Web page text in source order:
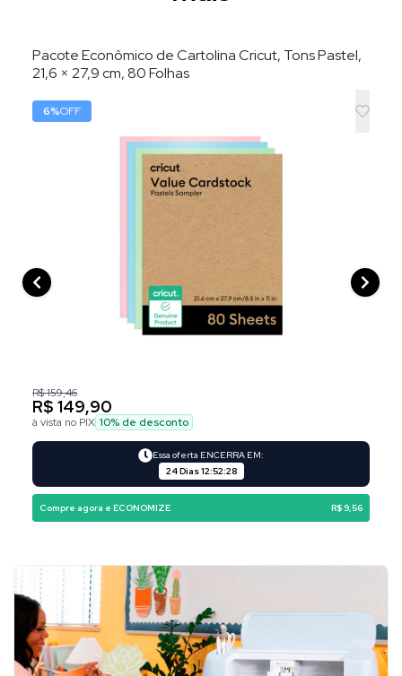
Pacote Econômico de Cartolina Cricut, Tons Pastel,
21,6 × 27,9 cm, 80 Folhas
6%OFF
R$ 159,46
R$ 149,90
à vista no PIX 10% de desconto
Essa oferta ENCERRA EM:
24 Dias12:52:28
Compre agora e ECONOMIZE R$ 9,56